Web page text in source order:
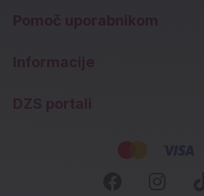
Pomoč uporabnikom
Informacije
DZS portali